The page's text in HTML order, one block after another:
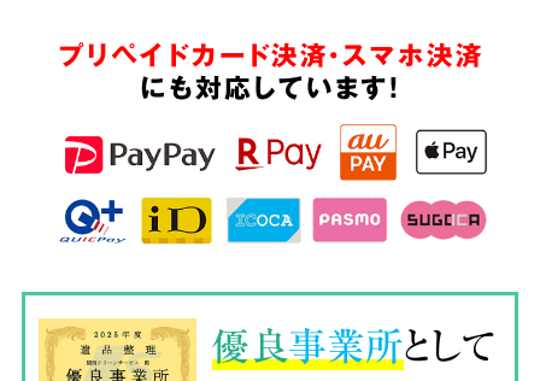
プリペイドカード決済・スマホ決済
にも対応しています!
優良事業所として